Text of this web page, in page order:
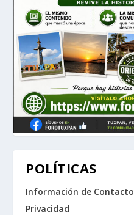
POLÍTICAS
Información de Contacto
Privacidad